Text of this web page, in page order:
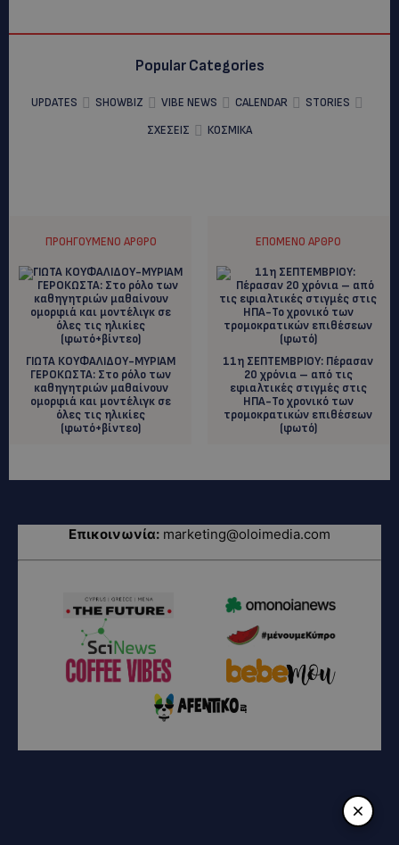
Popular Categories
UPDATES SHOWBIZ VIBE NEWS CALENDAR
STORIES
ΣΧΕΣΕΙΣ
ΚΟΣΜΙΚΑ
ΠΡΟΗΓΟΎΜΕΝΟ ΆΡΘΡΟ
ΓΙΩΤΑ ΚΟΥΦΑΛΙΔΟΥ-ΜΥΡΙΑΜ
ΓΕΡΟΚΩΣΤΑ: Στο ρόλο των
καθηγητριών μαθαίνουν
ομορφιά και μοντέλιγκ σε
όλες τις ηλικίες
(φωτό+βίντεο)
ΕΠΌΜΕΝΟ ΆΡΘΡΟ
11η ΣΕΠΤΕΜΒΡΙΟΥ: Πέρασαν
20 χρόνια – από τις
εφιαλτικές στιγμές στις
ΗΠΑ-Το χρονικό των
τρομοκρατικών επιθέσεων
(φωτό)
Επικοινωνία: marketing@oloimedia.com